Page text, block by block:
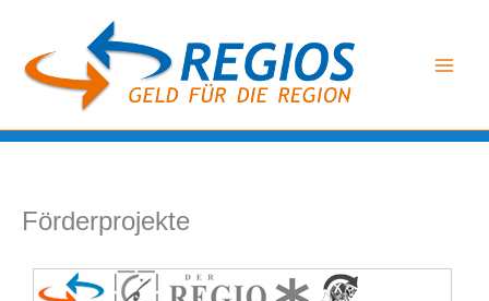
springen
Förderprojekte